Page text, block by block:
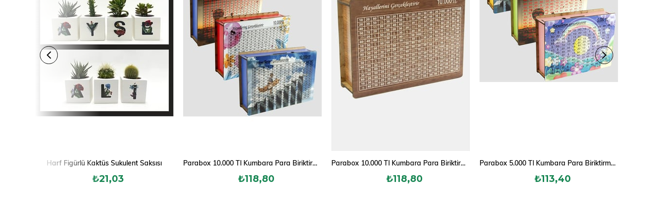
Harf Figürlü Kaktüs Sukulent Saksısı
₺21,03
Parabox 10.000 Tl Kumbara Para Biriktirme Kutusu
₺118,80
Parabox 10.000 Tl Kumbara Para Biriktirme Kutusu
₺118,80
Parabox 5.000 Tl Kumbara Para Biriktirme Kutusu
₺113,40